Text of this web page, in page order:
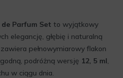
Parfum Set to wyjątkowy
elegancję, głębię i naturalną
pełnowymiarowy flakon
podróżną wersję 12, 5 ml,
w ciągu dnia.